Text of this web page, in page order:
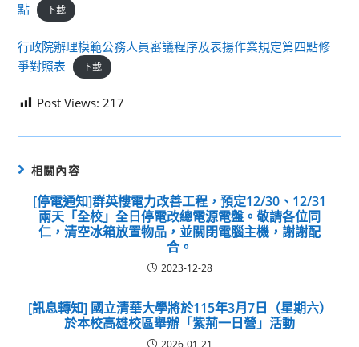
點
下載
行政院辦理模範公務人員審議程序及表揚作業規定第四點修
爭對照表
下載
Post Views: 217
相關內容
[停電通知]群英樓電力改善工程，預定12/30、12/31
兩天「全校」全日停電改總電源電盤。敬請各位同
仁，清空冰箱放置物品，並關閉電腦主機，謝謝配
合。
2023-12-28
[訊息轉知] 國立清華大學將於115年3月7日（星期六）
於本校高雄校區舉辦「紫荊一日營」活動
2026-01-21